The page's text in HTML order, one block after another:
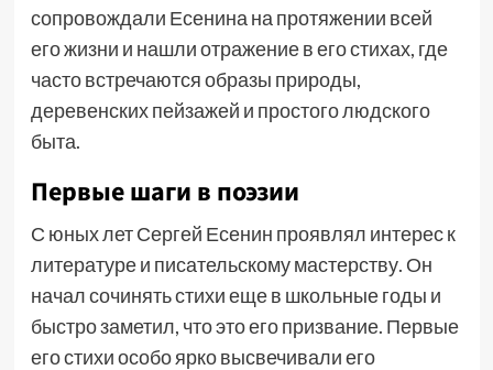
сопровождали Есенина на протяжении всей
его жизни и нашли отражение в его стихах, где
часто встречаются образы природы,
деревенских пейзажей и простого людского
быта.
Первые шаги в поэзии
С юных лет Сергей Есенин проявлял интерес к
литературе и писательскому мастерству. Он
начал сочинять стихи еще в школьные годы и
быстро заметил, что это его призвание. Первые
его стихи особо ярко высвечивали его